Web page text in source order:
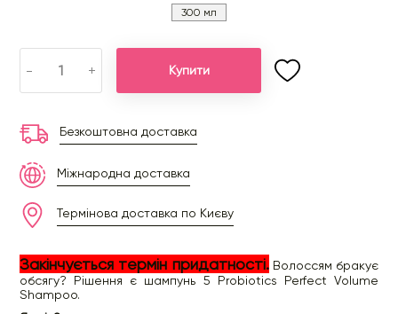
300 мл
- + Купити
Безкоштовна доставка
Міжнародна доставка
Термінова доставка по Києву
Закінчується термін придатності.Волоссям бракує
обсягу? Рішення є шампунь 5 Probiotics Perfect Volume
Shampoo.